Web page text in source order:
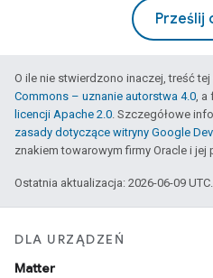
Prześlij
O ile nie stwierdzono inaczej, treść
Commons – uznanie autorstwa 4.0, a
licencji Apache 2.0. Szczegółowe
zasady dotyczące witryny Google
znakiem towarowym firmy Oracle i
Ostatnia aktualizacja: 2026-06-09 UTC.
DLA URZĄDZEŃ
Matter